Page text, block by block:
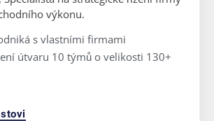
výkonu.
s vlastními firmami
útvaru 10 týmů o velikosti 130+